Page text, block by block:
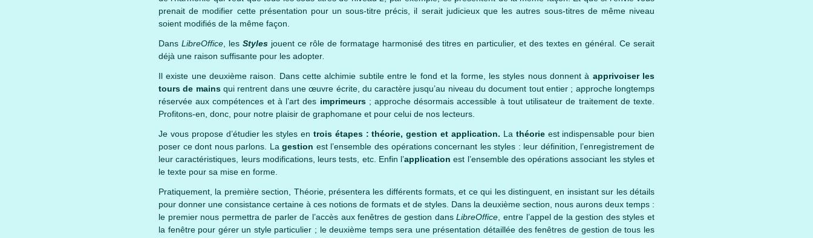
prenait de modifier cette présentation pour un sous-titre précis, il serait judicieux que les autres sous-titres de même niveau
soient modifiés de la même façon.
Dans LibreOffice, les Stylesjouent ce rôle de formatage harmonisé des titres en particulier, et des textes en général. Ce serait
déjà une raison suffisante pour les adopter
Il existe une deuxième raison. Dans cette alchimie subtile entre le fond et la forme, les styles nous donnent à apprivoiser les
tours de mains qui rentrent dans une œuvre écrite, du caractère jusqu’au niveau du document tout entier ; approche longtemps
réservée aux compétences et à l’art des imprimeurs ; approche désormais accessible à tout utilisateur de traitement de texte.
Profitons-en, donc, pour notre plaisir de graphomane et pour celui de nos lecteurs.
Je vous propose d’étudier les styles en trois étapes :théorie, gestion et application. La théorie est indispensable pour bien
poser ce dont nous parlons. Lagestion est l’ensemble des opérations concernant les styles : leur définition, l’enregistrement de
leur caractéristiques, leurs modifications, leurs tests, etc. Enfin l’applicationest l’ensemble des opérations associant les styles et
le texte pour sa mise en forme.
Pratiquement, la première section, Théorie, présentera les différents formats, et ce qui les distinguent, en insistant sur les détails
pour donner une consistance certaine à ces notions de formats et de styles. Dans la deuxième section, nous aurons deux temps :
le premier nous permettra de parler de l’accès aux fenêtres de gestion dansLibreOffice , entre l’appel de la gestion des styles et
la fenêtre pour gérer un style particulier ; le deuxième temps sera une présentation détaillée des fenêtres de gestion de tous les